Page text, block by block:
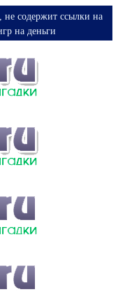
содержит ссылки на
на деньги